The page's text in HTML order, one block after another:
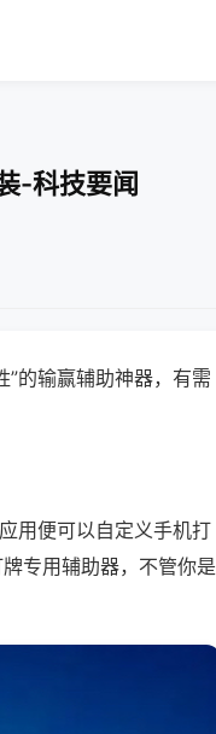
-科技要闻
的输赢辅助神器，有需
用便可以自定义手机打
专用辅助器，不管你是